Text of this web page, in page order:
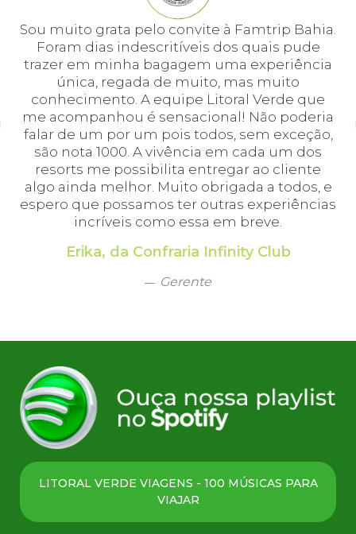
Sou muito grata pelo convite à Famtrip Bahia.
Foram dias indescritíveis dos quais pude
trazer em minha bagagem uma experiência
única, regada de muito, mas muito
conhecimento. A equipe Litoral Verde que
me acompanhou é sensacional! Não poderia
falar de um por um pois todos, sem exceção,
são nota 1000. A vivência em cada um dos
resorts me possibilita entregar ao cliente
algo ainda melhor. Muito obrigada a todos, e
espero que possamos ter outras experiências
incríveis como essa em breve.
Erika, da Confraria Infinity Club
Gerente
LITORAL VERDE VIAGENS - 100 MÚSICAS PARA
VIAJAR